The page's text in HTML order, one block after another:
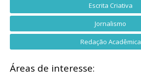
Escrita Criativa
Jornalismo
Redação Acadêmica
Áreas de interesse: